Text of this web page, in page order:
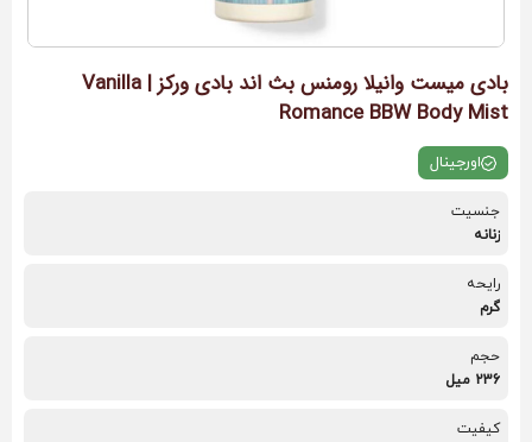
بادی میست وانیلا رومنس بث اند بادی ورکز | Vanilla
Romance BBW Body Mist
اورجینال
جنسیت
زنانه
رایحه
گرم
حجم
236 میل
کیفیت